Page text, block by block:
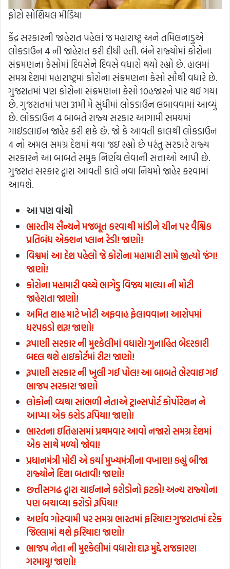
ફોટો સોશિયલ મીડિયા
કેંદ્ર સરકારની જાહેરાત પહેલાં જ મહારાષ્ટ્ર અને તમિલનાડુએ
લોકડાઉન 4 ની જાહેરાત કરી દીધી હતી. બંને રાજ્યોમાં કોરોના
સંક્રમણના કેસોમાં દિવસેને દિવસે વધારો થયો રહ્યો છે. હાલમાં
સમગ્ર દેશમાં મહારાષ્ટ્રમાં કોરોના સંક્રમણના કેસો સૌથી વધારે છે.
ગુજરાતમાં પણ કોરોના સંક્રમણના કેસો 10હજારને પાર થઈ ગયા
છે. ગુજરાતમાં પણ 31મી મે સુંધીમાં લોકડાઉન લંબાવવામાં આવ્યું
છે. લોકડાઉન 4 બાબતે રાજ્ય સરકાર આગામી સમયમાં
ગાઈડલાઈન જાહેર કરી શકે છે. જો કે આવતી કાલથી લોકડાઉન
4 નો અમલ સમગ્ર દેશમાં થવા જઇ રહ્યો છે પરંતુ સરકારે રાજ્ય
સરકારને આ બાબતે સમુક નિર્ણય લેવાની સત્તાઓ આપી છે.
ગુજરાત સરકાર દ્વારા આવતી કાલે નવા નિયમો જાહેર કરવામાં
આવશે.
આ પણ વાંચો
ભારતીય સૈન્યને મજબૂત કરવાથી માંડીને ચીન પર વૈશ્વિક
પ્રતિબંધ એક્શન પ્લાન રેડી! જાણો!
વિશ્વમાં આ દેશ પહેલો જે કોરોના મહામારી સામે જીત્યો જંગ!
જાણો!
કોરોના મહામારી વચ્ચે ભાગેડુ વિજય માલ્યા ની મોટી
જાહેરાત! જાણો!
અમિત શાહ માટે ખોટી અફવાહ ફેલાવવાના આરોપમાં
ધરપકડો શરૂ! જાણો!
રૂપાણી સરકાર ની મુશ્કેલીમાં વધારો! ગુનાહિત બેદરકારી
બદલ થશે હાઇકોર્ટમાં રીટ! જાણો!
રૂપાણી સરકાર ની ખુલી ગઈ પોલ! આ બાબતે ભેરવાઇ ગઈ
ભાજપ સરકાર! જાણો
લોકોની વ્યથા સાંભળી નેતાએ ટ્રાન્સપોર્ટ કોર્પોરેશન ને
આપ્યા એક કરોડ રૂપિયા! જાણો!
ભારતના ઇતિહાસમાં પ્રથમવાર આવો નજારો સમગ્ર દેશમાં
એક સાથે મળ્યો જોવા!
પ્રધાનમંત્રી મોદી એ કર્યા મુખ્યમંત્રીના વખાણ! કહ્યું બીજા
રાજ્યોને દિશા બતાવી! જાણો!
છત્તીસગઢ દ્વારા ચાઈનાને કરોડોનો ફટકો! અન્ય રાજ્યોના
પણ બચાવ્યા કરોડો રૂપિયા!
અર્ણવ ગોસ્વામી પર સમગ્ર ભારતમાં ફરિયાદ! ગુજરાતમાં દરેક
જિલ્લામાં થશે ફરિયાદ! જાણો!
ભાજપ નેતા ની મુશ્કેલીમાં વધારો! દારૂ મુદ્દે રાજકારણ
ગરમાયુ! જાણો!